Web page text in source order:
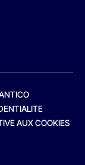
AUX COOKIES